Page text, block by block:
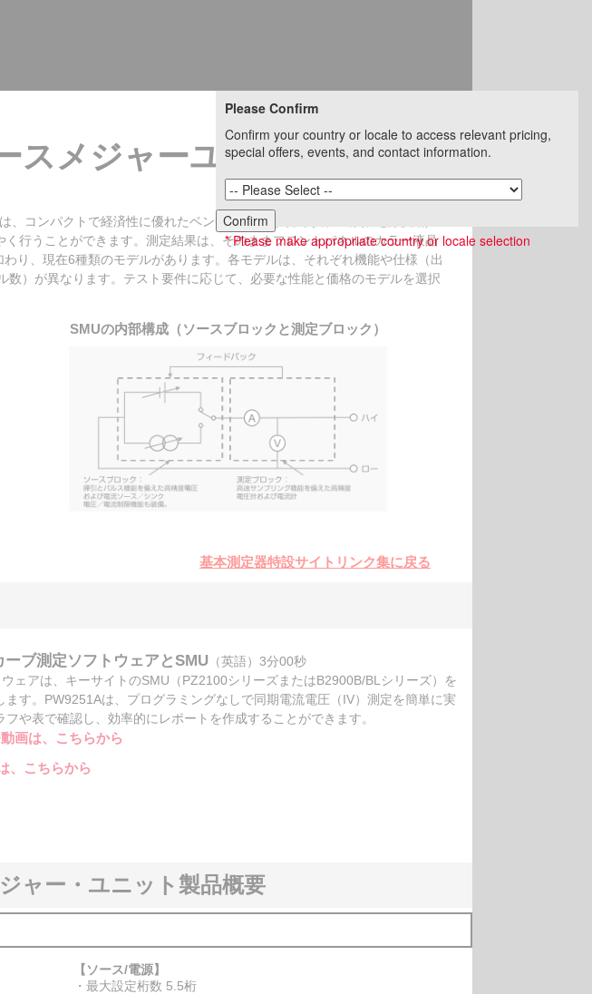
スメジャーユニット
コンパクトで経済性に優れたベンチトップ型で、内蔵の4象限電源供給／
行うことができます。測定結果は、そのままフロントパネルのカラー液晶
り、現在6種類のモデルがあります。各モデルは、それぞれ機能や仕様（出
）が異なります。テスト要件に応じて、必要な性能と価格のモデルを選択
SMUの内部構成（ソースブロックと測定ブロック）
基本測定器特設サイトリンク集に戻る
ブ測定ソフトウェアとSMU（英語）3分00秒
ェアは、キーサイトのSMU（PZ2100シリーズまたはB2900B/BLシリーズ）を
す。PW9251Aは、プログラミングなしで同期電流電圧（IV）測定を簡単に実
や表で確認し、効率的にレポートを作成することができます。
画は、こちらから
、こちらから
ャー・ユニット製品概要
【ソース/電源】
・最大設定桁数 5.5桁
Please Confirm
Confirm your country or locale to access relevant pricing,
special offers, events, and contact information.
Confirm
* Please make appropriate country or locale selection